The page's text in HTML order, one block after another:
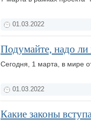
01.03.2022
Подумайте, надо
Сегодня, 1 марта, в мире
01.03.2022
Какие законы